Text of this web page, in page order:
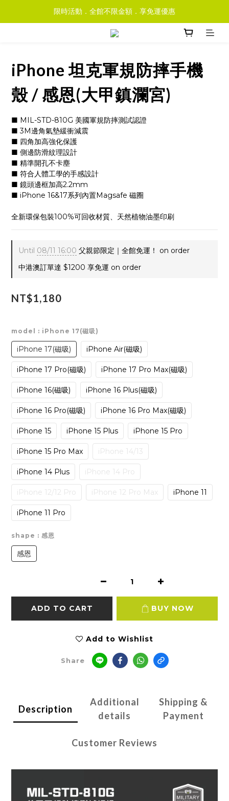
限時活動．全館不限金額．享免運優惠
iPhone 坦克軍規防摔手機
殼 / 感恩(大甲鎮瀾宮)
■ MIL-STD-810G 美國軍規防摔測試認證
■ 3M邊角氣墊緩衝減震
■ 四角加高強化保護
■ 側邊防滑紋理設計
■ 精準開孔不卡塵
■ 符合人體工學的手感設計
■ 鏡頭邊框加高2.2mm
■ iPhone 16&17系列內置Magsafe 磁圈
全新環保包裝100%可回收材質、天然植物油墨印刷
Until 08/11 16:00 父親節限定｜全館免運！ on order
中港澳訂單達 $1200 享免運 on order
NT$1,180
model : iPhone 17(磁吸)
iPhone 17(磁吸) iPhone Air(磁吸)
iPhone 17 Pro(磁吸) iPhone 17 Pro Max(磁吸)
iPhone 16(磁吸) iPhone 16 Plus(磁吸)
iPhone 16 Pro(磁吸) iPhone 16 Pro Max(磁吸)
iPhone 15 iPhone 15 Plus iPhone 15 Pro
iPhone 15 Pro Max iPhone 14/13
iPhone 14 Plus iPhone 14 Pro
iPhone 12/12 Pro iPhone 12 Pro Max iPhone 11
iPhone 11 Pro
shape : 感恩
感恩
ADD TO CART BUY NOW
Add to Wishlist
Share
Description
Additional
details
Shipping &
Payment
Customer Reviews